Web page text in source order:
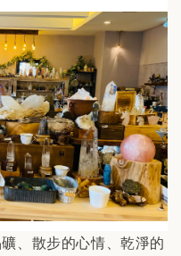
、散步的心情、乾淨的